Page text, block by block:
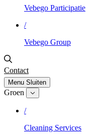
Vebego Participatie
/
Vebego Group
Contact
Menu Sluiten
Groen
/
Cleaning Services